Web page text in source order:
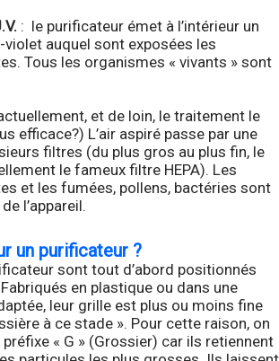
: le purificateur émet à l’intérieur un
auquel sont exposées les
Tous les organismes « vivants » sont
et de loin, le traitement le
efficace?) L’air aspiré passe par une
filtres (du plus gros au plus fin, le
le fameux filtre HEPA). Les
et les fumées, pollens, bactéries sont
l’appareil.
un purificateur ?
sont tout d’abord positionnés
en plastique ou dans une
leur grille est plus ou moins fine
à ce stade ». Pour cette raison, on
« G » (Grossier) car ils retiennent